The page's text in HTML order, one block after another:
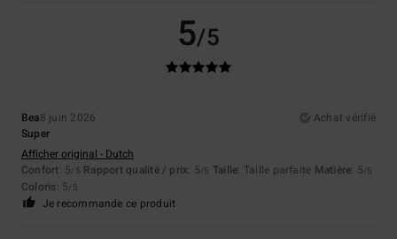
5/5
Bea8 juin 2026
Achat vérifié
Super
Afficher original - Dutch
Confort: 5/5 Rapport qualité / prix: 5/5 Taille: Taille parfaite Matière: 5/5
Coloris: 5/5
Je recommande ce produit